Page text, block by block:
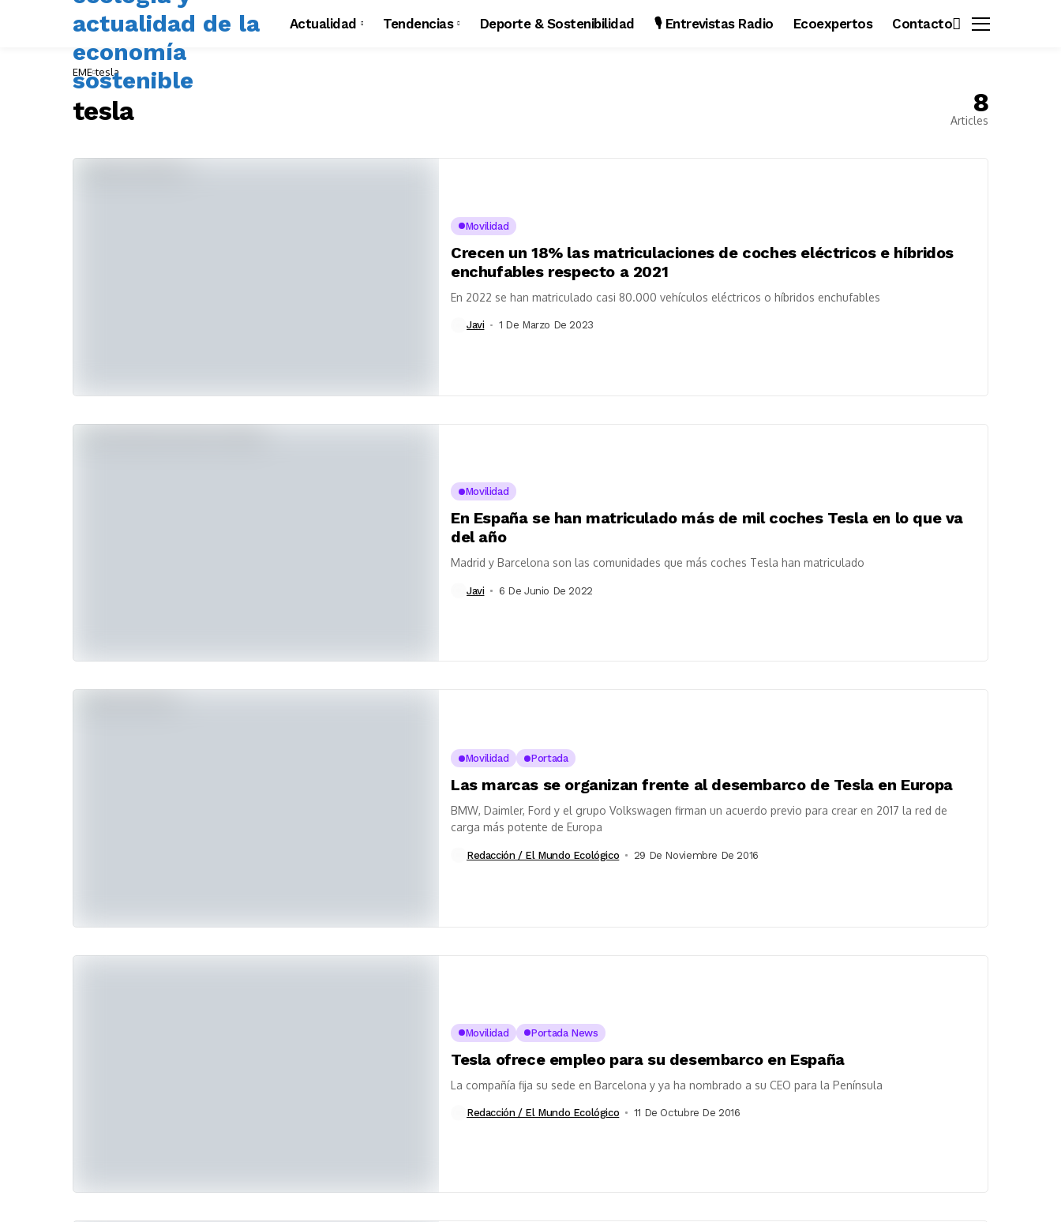
Actualidad Tendencias Deporte & Sostenibilidad 🎙️ Entrevistas Radio Ecoexpertos Contacto
EME tesla
tesla 8
Articles
Movilidad
Crecen un 18% las matriculaciones de coches eléctricos e híbridos
enchufables respecto a 2021
En 2022 se han matriculado casi 80.000 vehículos eléctricos o híbridos enchufables
Javi 1 De Marzo De 2023
Movilidad
En España se han matriculado más de mil coches Tesla en lo que va
del año
Madrid y Barcelona son las comunidades que más coches Tesla han matriculado
Javi 6 De Junio De 2022
Movilidad Portada
Las marcas se organizan frente al desembarco de Tesla en Europa
BMW, Daimler, Ford y el grupo Volkswagen firman un acuerdo previo para crear en 2017 la red de
carga más potente de Europa
Redacción / El Mundo Ecológico 29 De Noviembre De 2016
Movilidad Portada News
Tesla ofrece empleo para su desembarco en España
La compañía fija su sede en Barcelona y ya ha nombrado a su CEO para la Península
Redacción / El Mundo Ecológico 11 De Octubre De 2016